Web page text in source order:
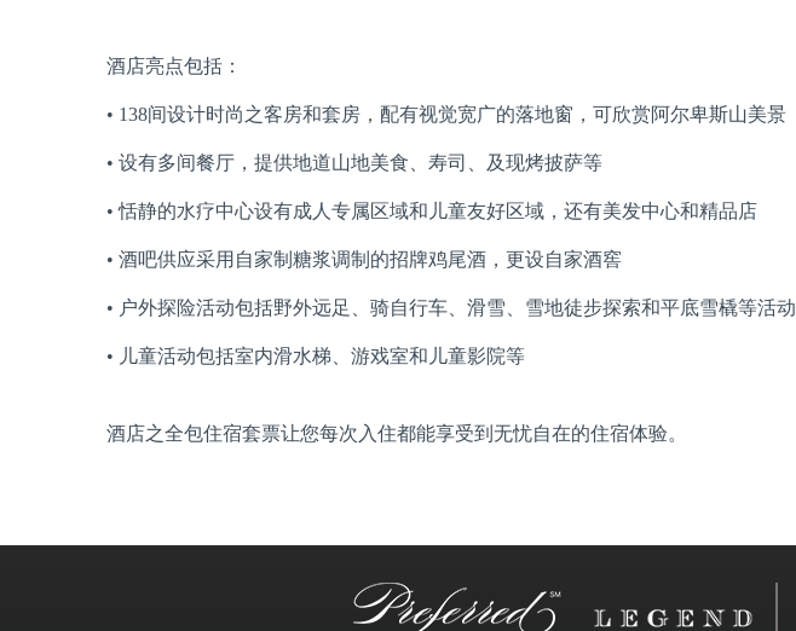
酒店亮点包括：
• 138间设计时尚之客房和套房，配有视觉宽广的落地窗，可欣赏阿尔卑斯山美景
• 设有多间餐厅，提供地道山地美食、寿司、及现烤披萨等
• 恬静的水疗中心设有成人专属区域和儿童友好区域，还有美发中心和精品店
• 酒吧供应采用自家制糖浆调制的招牌鸡尾酒，更设自家酒窖
• 户外探险活动包括野外远足、骑自行车、滑雪、雪地徒步探索和平底雪橇等活动
• 儿童活动包括室内滑水梯、游戏室和儿童影院等
酒店之全包住宿套票让您每次入住都能享受到无忧自在的住宿体验。